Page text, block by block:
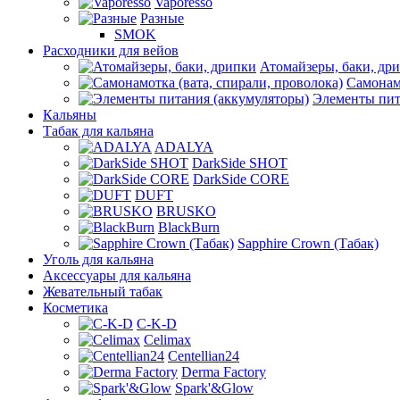
Разные
SMOK
Расходники для вейов
Атомайзеры, баки,
Элементы
Кальяны
Табак для кальяна
ADALYA
DarkSide SHOT
DarkSide CORE
DUFT
BRUSKO
BlackBurn
Sapphire Crown (Табак)
Уголь для кальяна
Аксессуары для кальяна
Жевательный табак
Косметика
C-K-D
Celimax
Centellian24
Derma Factory
Spark'&Glow